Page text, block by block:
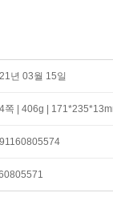
년 03월 15일
쪽 | 406g |